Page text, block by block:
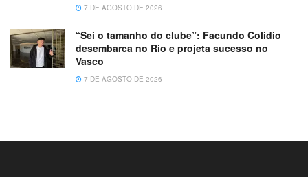
7 DE AGOSTO DE 2026
“Sei o tamanho do clube”: Facundo Colidio
desembarca no Rio e projeta sucesso no
Vasco
7 DE AGOSTO DE 2026